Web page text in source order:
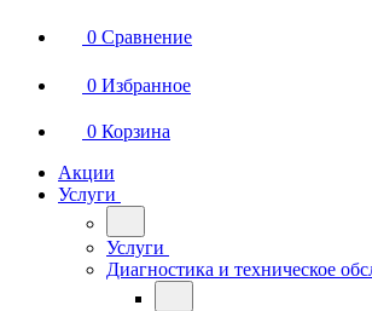
0 Сравнение
0 Избранное
0 Корзина
Акции
Услуги
Услуги
Диагностика и техническое